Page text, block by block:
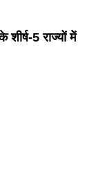
5 राज्यों में